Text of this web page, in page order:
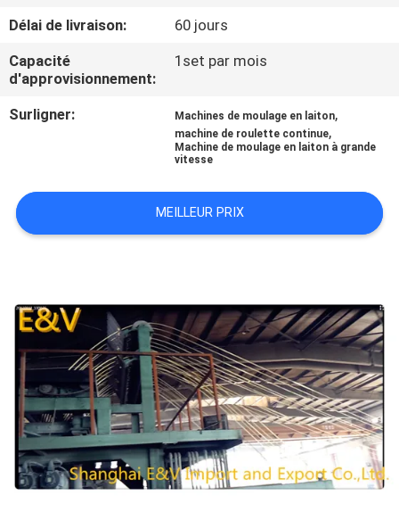
CONTRÔLE
DE
QUALITÉ
NOUVELLES
UNE
CITATION
PLAN
DU
SITE
Délai de livraison:
60 jours
Capacité
d'approvisionnement:
1set par mois
Surligner: Machines de moulage en laiton,
machine de roulette continue,
Machine de moulage en laiton à grande
vitesse
MEILLEUR PRIX